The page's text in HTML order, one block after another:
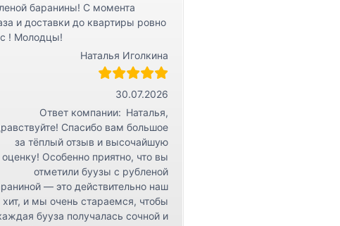
баранины! С момента
и доставки до квартиры ровно
! Молодцы!
Наталья Иголкина
30.07.2026
Ответ компании: Наталья,
Спасибо вам большое
за тёплый отзыв и высочайшую
оценку! Особенно приятно, что вы
отметили буузы с рубленой
— это действительно наш
хит, и мы очень стараемся, чтобы
бууза получалась сочной и